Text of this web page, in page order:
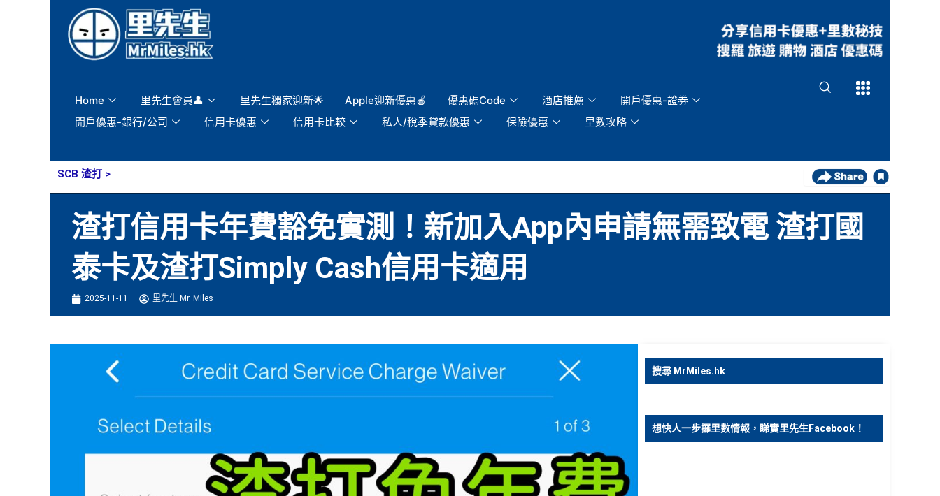
Home 里先生會員👤 里先生獨家迎新🌟 Apple迎新優惠🍎 優惠碼Code 酒店推薦
開戶優惠-證券
開戶優惠-銀行/公司
信用卡優惠 信用卡比較 私人/稅季貸款優惠 保險優惠 里數攻略
Open
SCB 渣打 >
渣打信用卡年費豁免實測！新加入App內申請無需致電 渣打國
泰卡及渣打Simply Cash信用卡適用
2025-11-11 里先生 Mr. Miles
搜尋 MrMiles.hk
想快人一步攞里數情報，睇實里先生Facebook！